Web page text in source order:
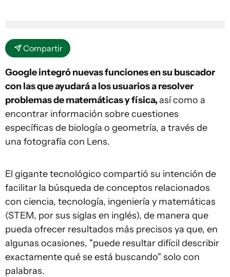
Compartir
Google integró nuevas funciones en su buscador
con las que ayudará a los usuarios a resolver
problemas de matemáticas y física,así como a
encontrar información sobre cuestiones
específicas de biología o geometría, a través de
una fotografía con Lens.
El gigante tecnológico compartió su intención de
facilitar la búsqueda de conceptos relacionados
con ciencia, tecnología, ingeniería y matemáticas
(STEM, por sus siglas en inglés), de manera que
pueda ofrecer resultados más precisos ya que, en
algunas ocasiones, "puede resultar difícil describir
exactamente qué se está buscando" solo con
palabras.